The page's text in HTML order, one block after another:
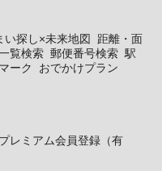
い探し×未来地図
距離・面
覧検索 郵便番号検索 駅
ーク おでかけプラン
レミアム会員登録（有